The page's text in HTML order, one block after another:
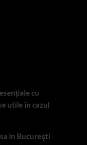
cu
utile în cazul
in București